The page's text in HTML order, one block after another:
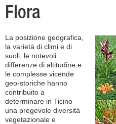
Flora
La posizione geografica,
la varietà di climi e di
suoli, le notevoli
differenze di altitudine e
le complesse vicende
geo-storiche hanno
contribuito a
determinare in Ticino
una pregevole diversità
vegetazionale e